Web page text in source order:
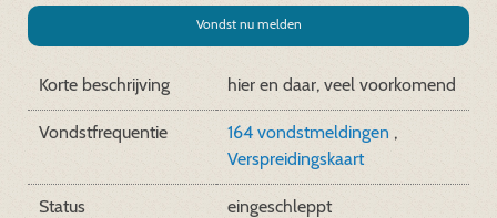
Vondst nu melden
Korte beschrijving hier en daar, veel voorkomend
Vondstfrequentie 164 vondstmeldingen ,
Verspreidingskaart
Status eingeschleppt